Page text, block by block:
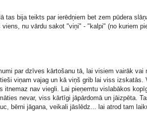
tas bija teikts par ierēdņiem bet zem pūdera
nu vārdu sakot "viņi" - "kalpi" (no kuriem
par dzīves kārtošanu tā, lai visiem vairāk vai
viņam vajag un kā viņš grib lai viss izskatās.
nav viegli. Lai pieņemtu vislabākos
nevar, viss kārtīgi jāpārdomā un jāizpēta.
bērni jāgana, veikali jāslēdz... lai atrod tam